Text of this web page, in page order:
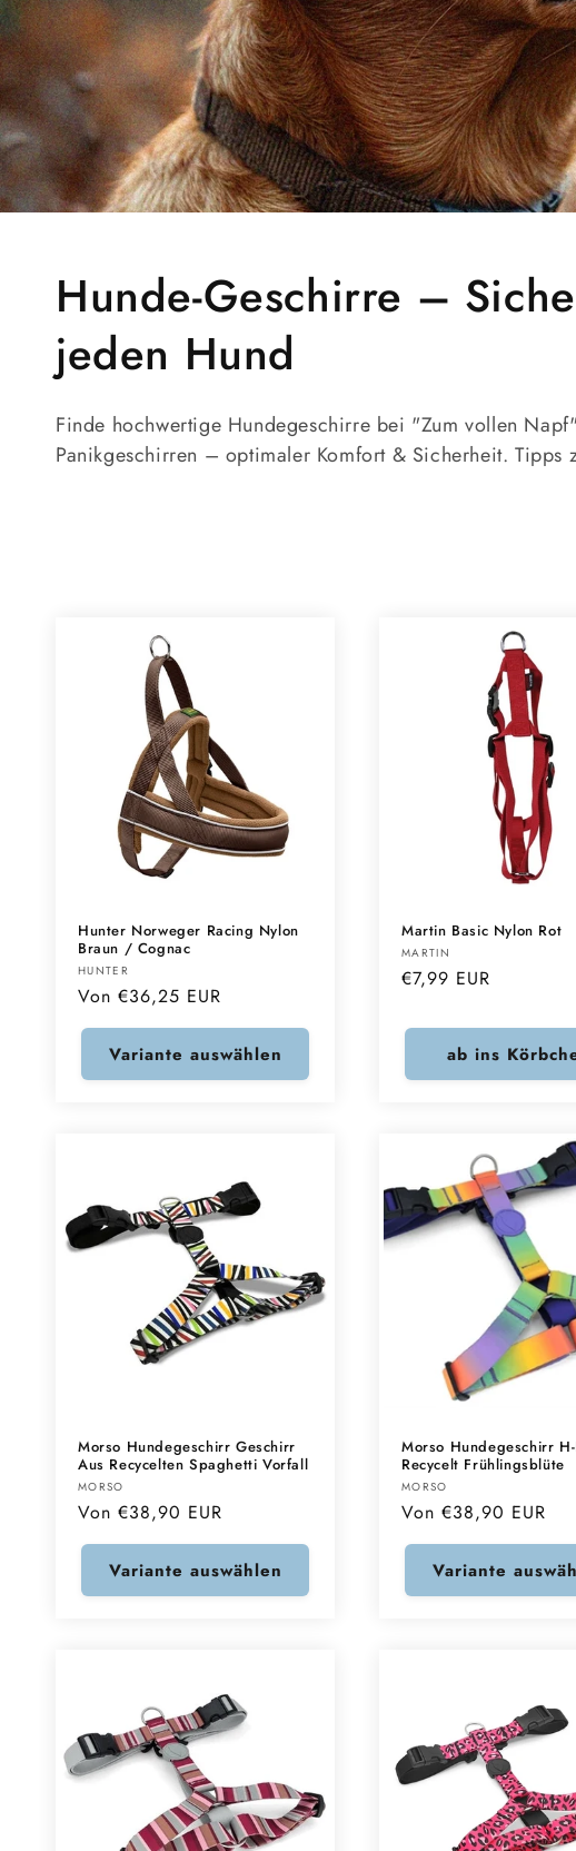
K
a
t
e
Hunde-Geschirre –
jeden Hund
Finde hochwertige Hundegeschirre bei "Zum vollen
Panikgeschirren – optimaler Komfort & Sicherheit. Tipps
Hunter Norweger Racing Nylon
Braun / Cognac
Anbieter:
HUNTER
Normaler
Von €36,25 EUR
Variante auswählen
Martin Basic Nylon Rot
Anbieter:
MARTIN
Normaler
€7,99 EUR
ab ins
Morso Hundegeschirr Geschirr
Aus Recycelten Spaghetti Vorfall
Anbieter:
MORSO
Normaler
Von €38,90 EUR
Variante auswählen
Morso Hundegeschirr
Recycelt Frühlingsblüte
Anbieter:
MORSO
Normaler
Von €38,90 EUR
Variante